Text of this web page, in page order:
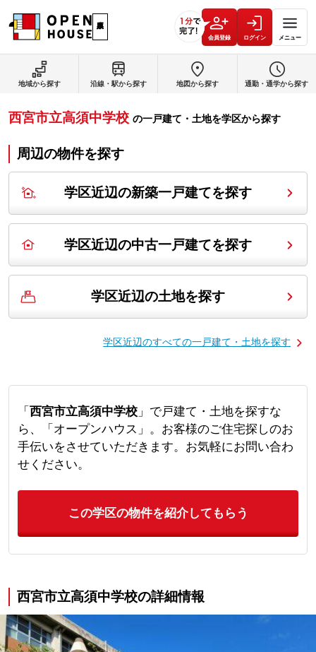
会員登録 ログイン メニュー
地域から探す 沿線・駅から探す 地図から探す 通勤・通学から探す
西宮市立高須中学校 の一戸建て・土地を学区から探す
周辺の物件を探す
学区近辺の新築一戸建てを探す
学区近辺の中古一戸建てを探す
学区近辺の土地を探す
学区近辺のすべての一戸建て・土地を探す
「 西宮市立高須中学校」で戸建て・土地を探すな
ら、「オープンハウス」。お客様のご住宅探しのお
手伝いをさせていただきます。お気軽にお問い合わ
せください。
この学区の物件を紹介してもらう
西宮市立高須中学校の詳細情報